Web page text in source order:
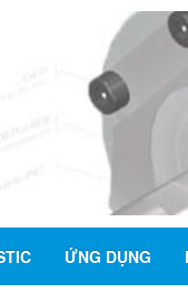
ỨNG DỤNG